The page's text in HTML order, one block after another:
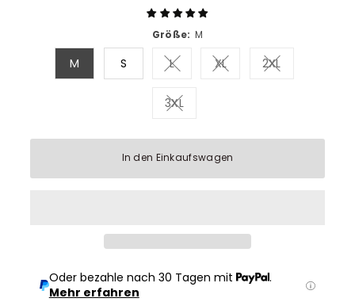
Größe: M
M S LVariante ausverkauft oder
XLVariante ausverkauft
2XLVariante
3XLVariante ausverkauft oder
In den Einkaufswagen
Oder bezahle nach 30 Tagen mit
.
Mehr erfahren